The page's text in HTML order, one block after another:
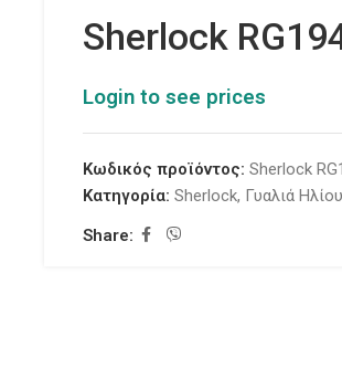
Sherlock
Login to see prices
Κωδικός προϊόντος: Sherlock
Κατηγορία: Sherlock, Γυαλιά Ηλίου
Share: